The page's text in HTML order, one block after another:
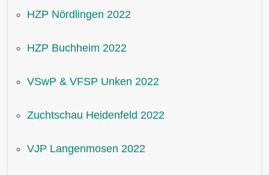
HZP Nördlingen 2022
HZP Buchheim 2022
VSwP & VFSP Unken 2022
Zuchtschau Heidenfeld 2022
VJP Langenmosen 2022